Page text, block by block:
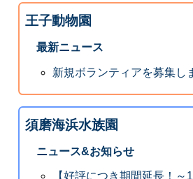
王子動物園
最新ニュース
新規ボランティアを募集し
須磨海浜水族園
ニュース&お知らせ
【好評につき期間延長！～